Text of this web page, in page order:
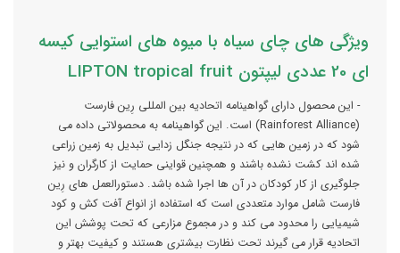
ویژگی های چای سیاه با میوه های استوایی کیسه
ای 20 عددی لیپتون LIPTON tropical fruit
- این محصول دارای گواهینامه اتحادیه بین المللی رِین فارست
(Rainforest Alliance) است. این گواهینامه به محصولاتی داده می
شود که در زمین هایی که در نتیجه جنگل زدایی تبدیل به زمین زراعی
شده اند کشت نشده باشند و همچنین قواینی حمایت از کارگران و نیز
جلوگیری از کار کودکان در آن ها اجرا شده باشد. دستورالعمل های رِین
فارست شامل موارد متعددی است که استفاده از انواع آفت کش و کود
شیمیایی را محدود می کند و در مجموع مزارعی که تحت پوشش این
اتحادیه قرار می گیرند تحت نظارت بیشتری هستند و کیفیت بهتر و